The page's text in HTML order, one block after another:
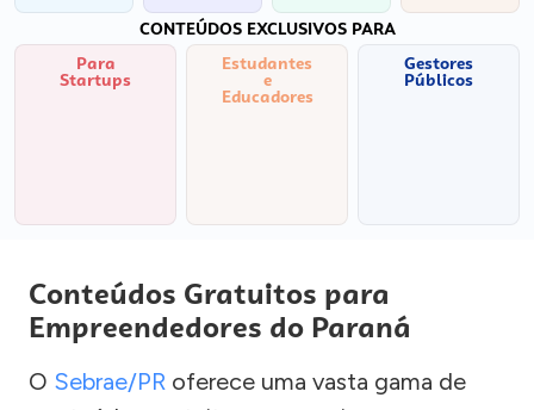
CONTEÚDOS EXCLUSIVOS PARA
Para
Startups
Estudantes
e
Educadores
Gestores
Públicos
Conteúdos Gratuitos para
Empreendedores do Paraná
O Sebrae/PR oferece uma vasta gama de